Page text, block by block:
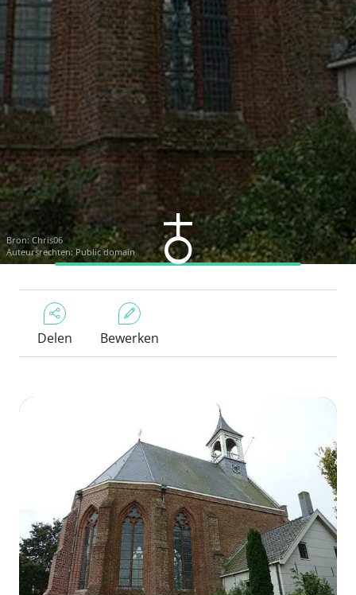
Bron:Chris06
Auteursrechten: Public domain
Delen Bewerken